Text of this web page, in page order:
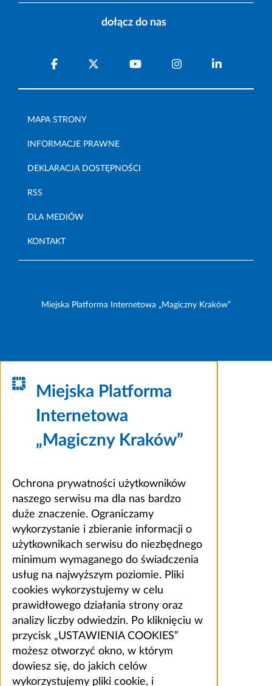
dołącz do nas
MAPA STRONY
INFORMACJE PRAWNE
DEKLARACJA DOSTĘPNOŚCI
RSS
DLA MEDIÓW
KONTAKT
Miejska Platforma Internetowa „Magiczny Kraków”
Miejska Platforma
Internetowa
„Magiczny Kraków”
Ochrona prywatności użytkowników
naszego serwisu ma dla nas bardzo
duże znaczenie. Ograniczamy
wykorzystanie i zbieranie informacji o
użytkownikach serwisu do niezbędnego
minimum wymaganego do świadczenia
usług na najwyższym poziomie. Pliki
cookies wykorzystujemy w celu
prawidłowego działania strony oraz
analizy liczby odwiedzin. Po kliknięciu w
przycisk „USTAWIENIA COOKIES”
możesz otworzyć okno, w którym
dowiesz się, do jakich celów
wykorzystujemy pliki cookie, i